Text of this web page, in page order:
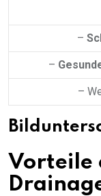
–
–
–
Vorteile